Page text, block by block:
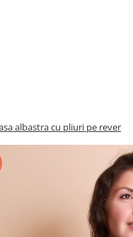
albastra cu pliuri pe rever